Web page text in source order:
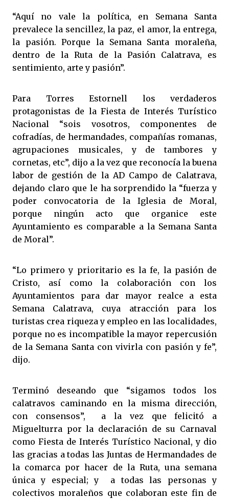
“Aquí no vale la política, en Semana Santa
prevalece la sencillez, la paz, el amor, la entrega,
la pasión. Porque la Semana Santa moraleña,
dentro de la Ruta de la Pasión Calatrava, es
sentimiento, arte y pasión”.
Para Torres Estornell los verdaderos
protagonistas de la Fiesta de Interés Turístico
Nacional “sois vosotros, componentes de
cofradías, de hermandades, compañías romanas,
agrupaciones musicales, y de tambores y
cornetas, etc”, dijo a la vez que reconocía la buena
labor de gestión de la AD Campo de Calatrava,
dejando claro que le ha sorprendido la “fuerza y
poder convocatoria de la Iglesia de Moral,
porque ningún acto que organice este
Ayuntamiento es comparable a la Semana Santa
de Moral”.
“Lo primero y prioritario es la fe, la pasión de
Cristo, así como la colaboración con los
Ayuntamientos para dar mayor realce a esta
Semana Calatrava, cuya atracción para los
turistas crea riqueza y empleo en las localidades,
porque no es incompatible la mayor repercusión
de la Semana Santa con vivirla con pasión y fe”,
dijo.
Terminó deseando que “sigamos todos los
calatravos caminando en la misma dirección,
con consensos”, a la vez que felicitó a
Miguelturra por la declaración de su Carnaval
como Fiesta de Interés Turístico Nacional, y dio
las gracias a todas las Juntas de Hermandades de
la comarca por hacer de la Ruta, una semana
única y especial; y a todas las personas y
colectivos moraleños que colaboran este fin de